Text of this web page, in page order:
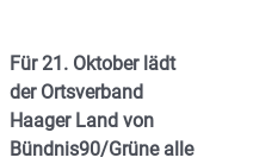
Für 21. Oktober lädt
der Ortsverband
Haager Land von
Bündnis90/Grüne alle